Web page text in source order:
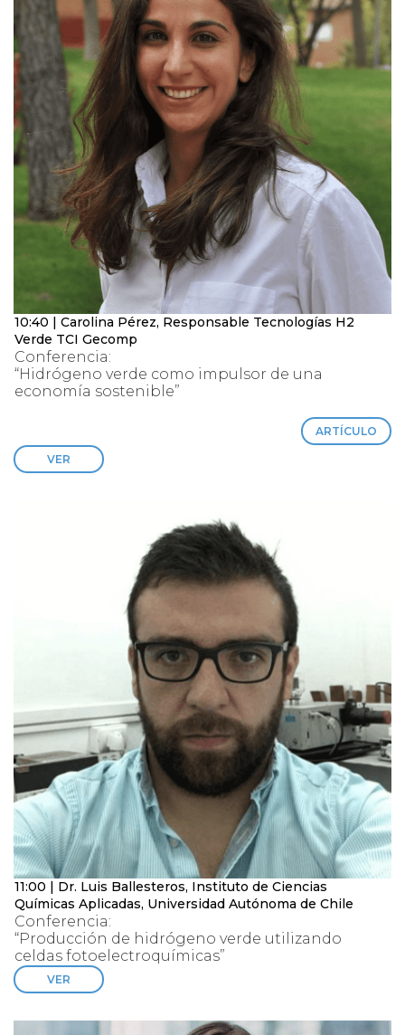
10:40 | Carolina Pérez, Responsable Tecnologías H2
Verde TCI Gecomp
Conferencia:
“Hidrógeno verde como impulsor de una
economía sostenible”
ARTÍCULO
VER
11:00 | Dr. Luis Ballesteros, Instituto de Ciencias
Químicas Aplicadas, Universidad Autónoma de Chile
Conferencia:
“Producción de hidrógeno verde utilizando
celdas fotoelectroquímicas”
VER